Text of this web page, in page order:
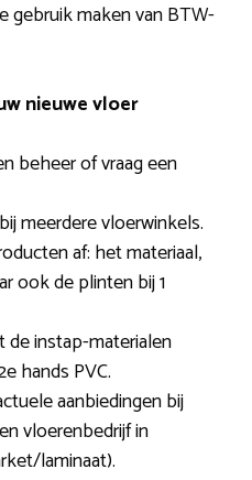
gebruik maken van BTW-
nieuwe vloer
beheer of vraag een
meerdere vloerwinkels.
af: het materiaal,
ook de plinten bij 1
de instap-materialen
hands PVC.
aanbiedingen bij
vloerenbedrijf in
laminaat).